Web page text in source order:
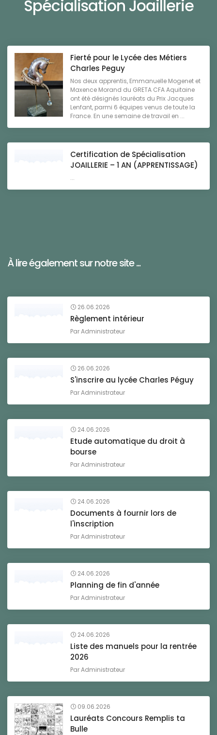
Spécialisation Joaillerie
Fierté pour le Lycée des Métiers
Charles Peguy
Nos deux apprentis, Emmanuelle Mogenet et
Maxence Morand du GRETA CFA Aquitaine
ont été désignés lauréats du Prix Jacques
Lenfant, parmi 6 équipes venus de toute la
France. En une semaine de travail en ...
Certification de Spécialisation
JOAILLERIE – 1 AN (APPRENTISSAGE)
...
À lire également sur notre site ...
26.06.2026
Règlement intérieur
ParAdministrateur
26.06.2026
S'inscrire au lycée Charles Péguy
ParAdministrateur
24.06.2026
Etude automatique du droit à
bourse
ParAdministrateur
24.06.2026
Documents à fournir lors de
l'inscription
ParAdministrateur
24.06.2026
Planning de fin d'année
ParAdministrateur
24.06.2026
Liste des manuels pour la rentrée
2026
ParAdministrateur
09.06.2026
Lauréats Concours Remplis ta
Bulle